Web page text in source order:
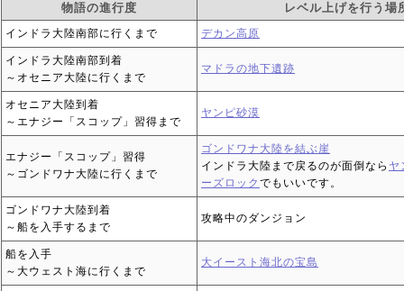
物語の進行度 レベル上げを行う場
インドラ大陸南部に行くまで デカン高原
インドラ大陸南部到着
～オセニア大陸に行くまで
マドラの地下遺跡
オセニア大陸到着
～エナジー「スコップ」習得まで
ヤンピ砂漠
エナジー「スコップ」習得
～ゴンドワナ大陸に行くまで
ゴンドワナ大陸を結ぶ崖
インドラ大陸まで戻るのが面倒なら ヤ
ーズロック でもいいです。
ゴンドワナ大陸到着
～船を入手するまで
攻略中のダンジョン
船を入手
～大ウェスト海に行くまで
大イースト海北の宝島